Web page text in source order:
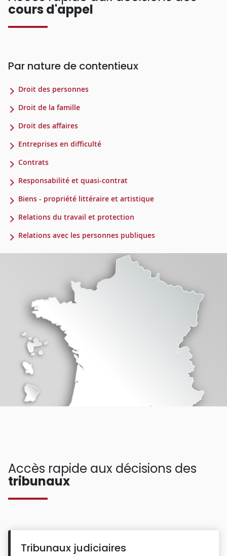
cours d'appel
Par nature de contentieux
Droit des personnes
Droit de la famille
Droit des affaires
Entreprises en difficulté
Contrats
Responsabilité et quasi-contrat
Biens - propriété littéraire et artistique
Relations du travail et protection
Relations avec les personnes publiques
Accès rapide aux décisions des
tribunaux
Tribunaux judiciaires